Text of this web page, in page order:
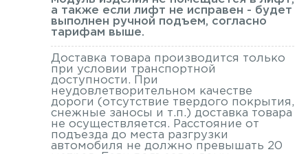
а также если лифт не исправен - будет
выполнен ручной подъем, согласно
тарифам выше.
Доставка товара производится только
при условии транспортной
доступности. При
неудовлетворительном качестве
дороги (отсутствие твердого покрытия,
снежные заносы и т.п.) доставка товара
не осуществляется. Расстояние от
подъезда до места разгрузки
автомобиля не должно превышать 20